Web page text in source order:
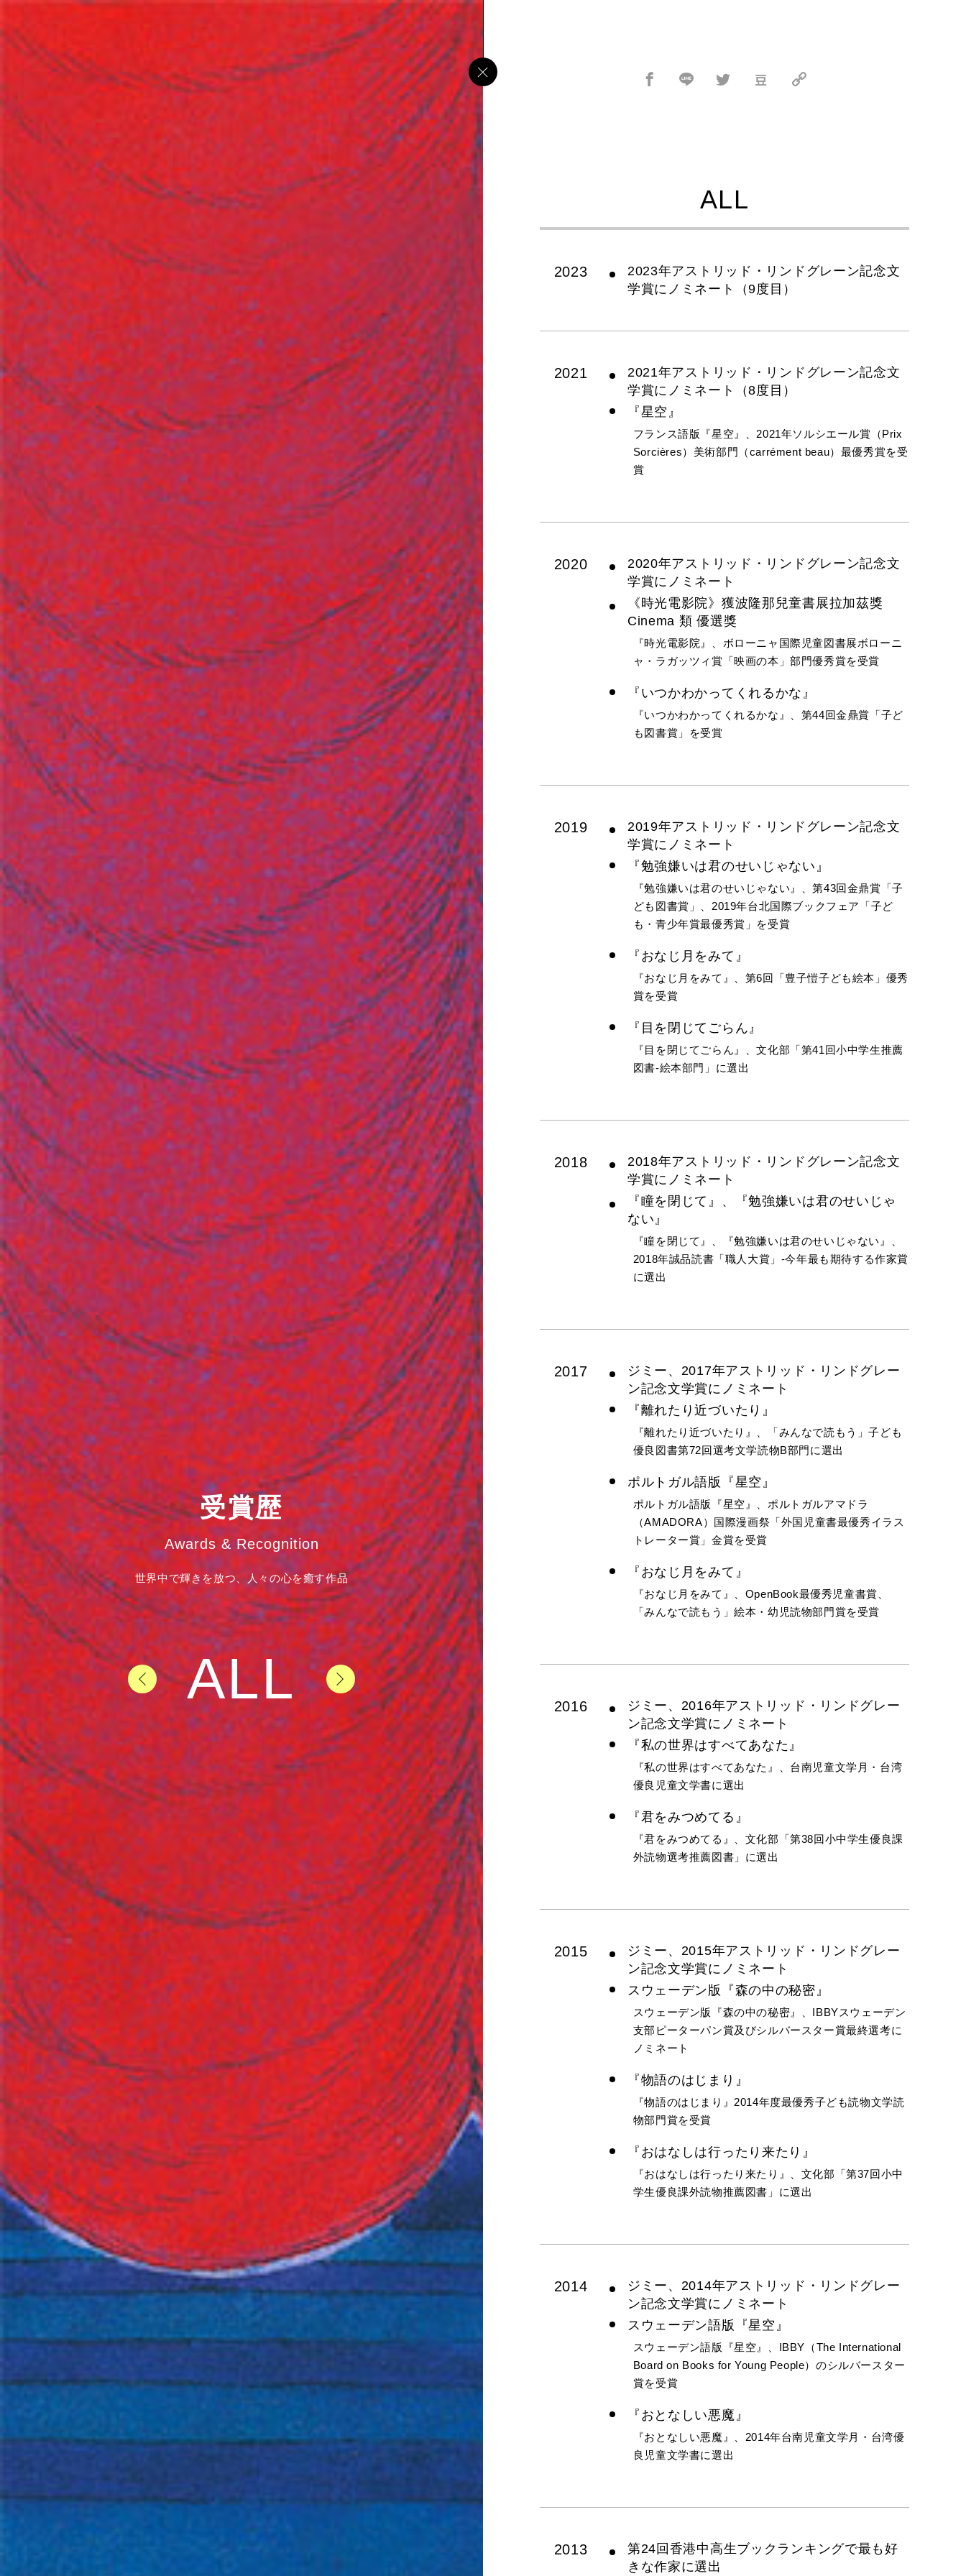
受賞歴
Awards & Recognition
世界中で輝きを放つ、人々の心を癒す作品
1998 ALL 2023 2021 2020
ALL
2023
2023年アストリッド・リンドグレーン記念文
学賞にノミネート（9度目）
2021
2021年アストリッド・リンドグレーン記念文
学賞にノミネート（8度目）
『星空』
フランス語版『星空』、2021年ソルシエール賞（Prix
Sorcières）美術部門（carrément beau）最優秀賞を受
賞
2020
2020年アストリッド・リンドグレーン記念文
学賞にノミネート
《時光電影院》獲波隆那兒童書展拉加茲獎
Cinema 類 優選獎
『時光電影院』、ボローニャ国際児童図書展ボローニ
ャ・ラガッツィ賞「映画の本」部門優秀賞を受賞
『いつかわかってくれるかな』
『いつかわかってくれるかな』、第44回金鼎賞「子ど
も図書賞」を受賞
2019
2019年アストリッド・リンドグレーン記念文
学賞にノミネート
『勉強嫌いは君のせいじゃない』
『勉強嫌いは君のせいじゃない』、第43回金鼎賞「子
ども図書賞」、2019年台北国際ブックフェア「子ど
も・青少年賞最優秀賞」を受賞
『おなじ月をみて』
『おなじ月をみて』、第6回「豊子愷子ども絵本」優秀
賞を受賞
『目を閉じてごらん』
『目を閉じてごらん』、文化部「第41回小中学生推薦
図書-絵本部門」に選出
2018
2018年アストリッド・リンドグレーン記念文
学賞にノミネート
『瞳を閉じて』、『勉強嫌いは君のせいじゃ
ない』
『瞳を閉じて』、『勉強嫌いは君のせいじゃない』、
2018年誠品読書「職人大賞」-今年最も期待する作家賞
に選出
2017
ジミー、2017年アストリッド・リンドグレー
ン記念文学賞にノミネート
『離れたり近づいたり』
『離れたり近づいたり』、「みんなで読もう」子ども
優良図書第72回選考文学読物B部門に選出
ポルトガル語版『星空』
ポルトガル語版『星空』、ポルトガルアマドラ
（AMADORA）国際漫画祭「外国児童書最優秀イラス
トレーター賞」金賞を受賞
『おなじ月をみて』
『おなじ月をみて』、OpenBook最優秀児童書賞、
「みんなで読もう」絵本・幼児読物部門賞を受賞
2016
ジミー、2016年アストリッド・リンドグレー
ン記念文学賞にノミネート
『私の世界はすべてあなた』
『私の世界はすべてあなた』、台南児童文学月・台湾
優良児童文学書に選出
『君をみつめてる』
『君をみつめてる』、文化部「第38回小中学生優良課
外読物選考推薦図書」に選出
2015
ジミー、2015年アストリッド・リンドグレー
ン記念文学賞にノミネート
スウェーデン版『森の中の秘密』
スウェーデン版『森の中の秘密』、IBBYスウェーデン
支部ピーターパン賞及びシルバースター賞最終選考に
ノミネート
『物語のはじまり』
『物語のはじまり』2014年度最優秀子ども読物文学読
物部門賞を受賞
『おはなしは行ったり来たり』
『おはなしは行ったり来たり』、文化部「第37回小中
学生優良課外読物推薦図書」に選出
2014
ジミー、2014年アストリッド・リンドグレー
ン記念文学賞にノミネート
スウェーデン語版『星空』
スウェーデン語版『星空』、IBBY（The International
Board on Books for Young People）のシルバースター
賞を受賞
『おとなしい悪魔』
『おとなしい悪魔』、2014年台南児童文学月・台湾優
良児童文学書に選出
2013
第24回香港中高生ブックランキングで最も好
きな作家に選出